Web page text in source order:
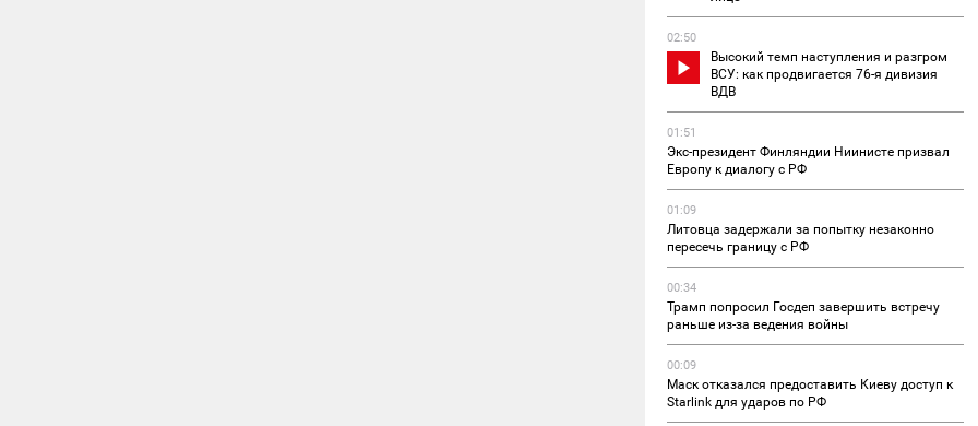
02:50
Высокий темп наступления и разгром
ВСУ: как продвигается 76-я дивизия
ВДВ
01:51
Экс-президент Финляндии Ниинисте призвал
Европу к диалогу с РФ
01:09
Литовца задержали за попытку незаконно
пересечь границу с РФ
00:34
Трамп попросил Госдеп завершить встречу
раньше из-за ведения войны
00:09
Маск отказался предоставить Киеву доступ к
Starlink для ударов по РФ